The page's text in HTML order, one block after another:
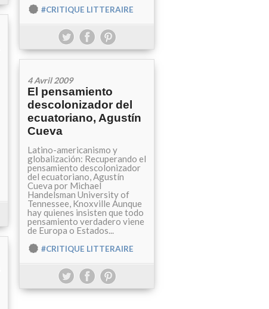
#CRITIQUE LITTERAIRE
4 Avril 2009
El pensamiento
descolonizador del
ecuatoriano, Agustín
Cueva
Latino-americanismo y
globalización: Recuperando el
pensamiento descolonizador
del ecuatoriano, Agustín
Cueva por Michael
Handelsman University of
Tennessee, Knoxville Aunque
hay quienes insisten que todo
pensamiento verdadero viene
de Europa o Estados...
#CRITIQUE LITTERAIRE